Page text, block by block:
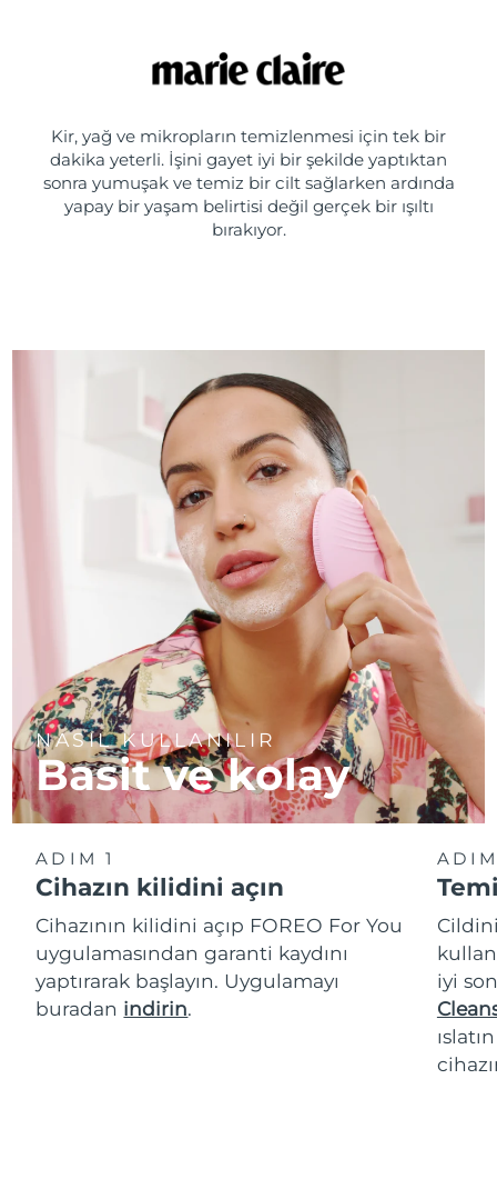
Kir, yağ ve mikropların temizlenmesi için tek bir
dakika yeterli. İşini gayet iyi bir şekilde yaptıktan
sonra yumuşak ve temiz bir cilt sağlarken ardında
yapay bir yaşam belirtisi değil gerçek bir ışıltı
bırakıyor.
NASIL KULLANILIR
Basit ve kolay
ADIM 1
Cihazın kilidini açın
Cihazının kilidini açıp FOREO For You
uygulamasından garanti kaydını
yaptırarak başlayın. Uygulamayı
buradan indirin.
iyi